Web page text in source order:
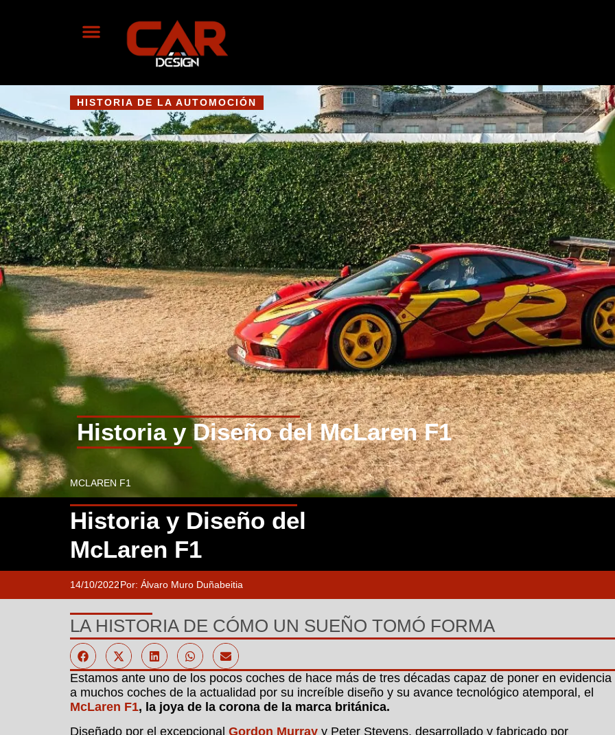
HISTORIA DE LA AUTOMOCIÓN
Historia y Diseño del McLaren F1
MCLAREN F1
Historia y Diseño del
McLaren F1
14/10/2022Por: Álvaro Muro Duñabeitia
LA HISTORIA DE CÓMO UN SUEÑO TOMÓ FORMA
Estamos ante uno de los pocos coches de hace más de tres décadas capaz de poner en evidencia
a muchos coches de la actualidad por su increíble diseño y su avance tecnológico atemporal, el
McLaren F1, la joya de la corona de la marca británica.
Diseñado por el excepcional Gordon Murray y Peter Stevens, desarrollado y fabricado por